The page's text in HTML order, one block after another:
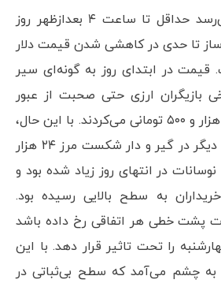
با این حال، به‌نظر می‌رسد حداقل تا ساعت ۴ بعدازظهر روز
تا حدی در کاهشی شدن قیمت دلار
قیمت در ابتدای روز به گونه‌ای سیر
بازیگران ارزی حتی صحبت از عبور
این ارز از محدوده ۲۴ هزار و ۵۰۰ تومانی می‌کردند. با این حال،
در اواخر روز قیمت بار دیگر در گیر و دار شکست مرز ۲۴ هزار
نوسانات در انتهای روز زیاد شده بود و
به سطح بالایی رسیده بود.
پشت خطی هر اتفاقی رخ داده باشد
را تحت تاثیر قرار دهد. با این
به چشم می‌آمد که سطح بی‌ثباتی در